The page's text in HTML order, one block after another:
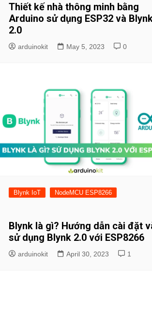
Thiết kế nhà thông minh bằng
Arduino sử dụng ESP32 và
2.0
arduinokit May 5, 2023 0
Blynk IoT NodeMCU ESP8266
Blynk là gì? Hướng dẫn cài đặt
sử dụng Blynk 2.0 với ESP8266
arduinokit April 30, 2023 1